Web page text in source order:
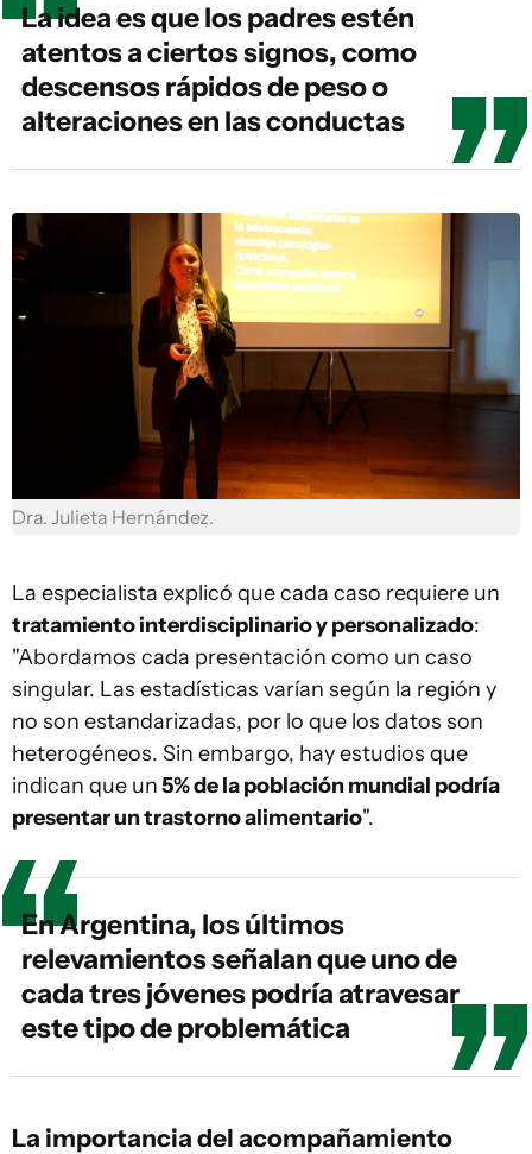
La idea es que los padres estén
atentos a ciertos signos, como
descensos rápidos de peso o
alteraciones en las conductas
Dra. Julieta Hernández.
La especialista explicó que cada caso requiere un
tratamiento interdisciplinario y personalizado:
"Abordamos cada presentación como un caso
singular. Las estadísticas varían según la región y
no son estandarizadas, por lo que los datos son
heterogéneos. Sin embargo, hay estudios que
indican que un5% de la población mundial podría
presentar un trastorno alimentario".
En Argentina, los últimos
relevamientos señalan que uno de
cada tres jóvenes podría atravesar
este tipo de problemática
La importancia del acompañamiento